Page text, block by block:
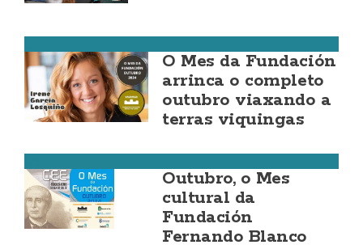
O Mes da Fundación
arrinca o completo
outubro viaxando a
terras viquingas
Outubro, o Mes
cultural da
Fundación
Fernando Blanco